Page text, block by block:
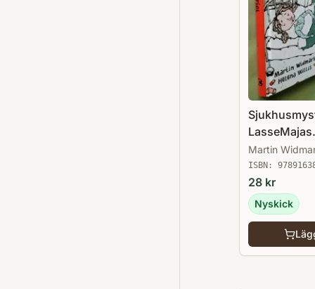
LasseMajas
Detektivbyrå
Martin
ISBN:
28 kr
Nyskick